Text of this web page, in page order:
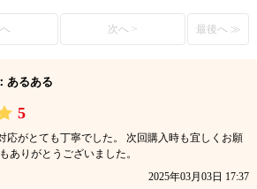
次へ > 最後へ ≫
あるある
5
応がとても丁寧でした。 次回購入時も宜しくお願
ありがとうございました。
2025年03月03日 17:37